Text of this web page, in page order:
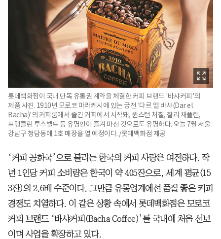
롯데백화점이 국내 단독 유통권 계약을 체결한 커피 브랜드 '바샤커피'의
제품 사진. 1910년 모로코 마라케시에 있는 궁전 '다르 엘 바샤(Dar el
Bacha)'의 커피룸에서 즐긴 커피에서 시작돼, 윈스턴 처칠, 찰리 채플린,
프랭클린 루스벨트 등 유명인이 즐겨 마신 것으로도 유명하다. 오늘 7월 서울
강남구 청담동에 1호 매장을 열 예정이다. /롯데백화점 제공
‘커피 공화국’으로 불리는 한국의 커피 사랑은 여전하다. 작
년 1인당 커피 소비량은 한국이 약 405잔으로, 세계 평균(15
3잔)의 2.6배 수준이다. 그만큼 유통업계에선 품질 좋은 커피
경쟁도 치열하다. 이 같은 상황 속에서 롯데백화점은 모로코
커피 브랜드 ‘바샤커피(Bacha Coffee)’를 국내에 처음 선보
이며 사업을 확장하고 있다.